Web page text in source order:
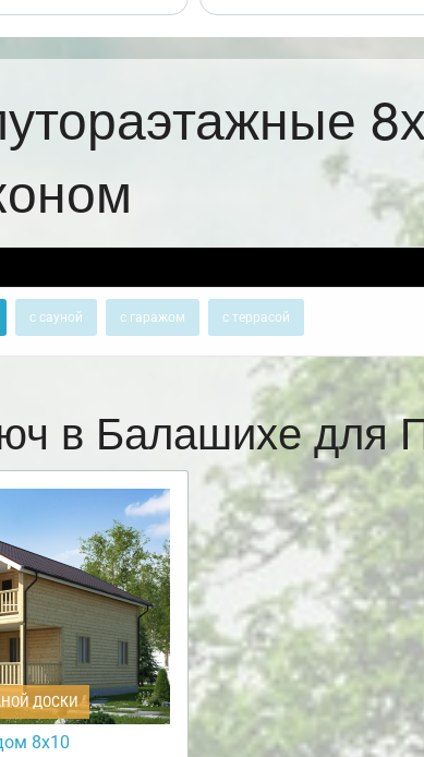
с сауной с гаражом с террасой
в Балашихе
ДОСКИ
8х10